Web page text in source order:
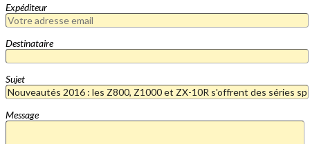
Expéditeur
Destinataire
Sujet
Message